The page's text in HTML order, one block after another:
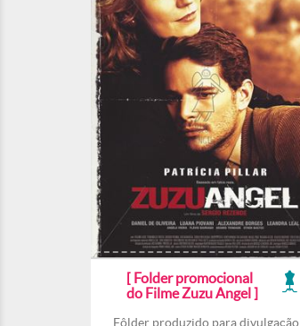
[ Folder promocional
do Filme Zuzu Angel ]
Fôlder produzido para divulgação